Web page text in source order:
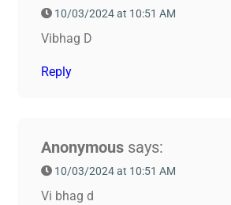
10/03/2024 at 10:51 AM
Vibhag D
Reply
Anonymous says:
10/03/2024 at 10:51 AM
Vi bhag d